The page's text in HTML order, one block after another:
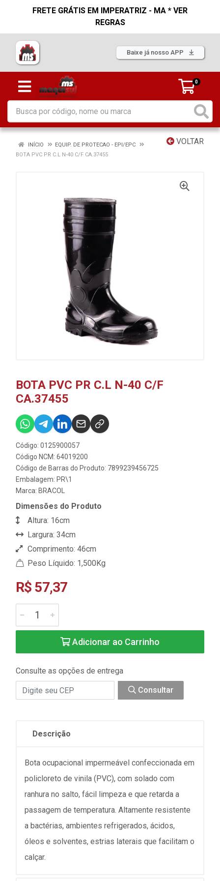
FRETE GRÁTIS EM IMPERATRIZ - MA * VER
REGRAS
Baixe já nosso APP
0
VOLTAR
INÍCIO
EQUIP. DE PROTECAO - EPI/EPC
BOTA PVC PR C.L N-40 C/F CA.37455
BOTA PVC PR C.L N-40 C/F
CA.37455
Código: 0125900057
Código NCM: 64019200
Código de Barras do Produto: 7899239456725
Embalagem: PR\1
Marca: BRACOL
Dimensões do Produto
Altura: 16cm
Largura: 34cm
Comprimento: 46cm
Peso Líquido: 1,500Kg
R$ 57,37
Adicionar ao Carrinho
Consulte as opções de entrega
Consultar
Descrição
Bota ocupacional impermeável confeccionada em
policloreto de vinila (PVC), com solado com
ranhura no salto, fácil limpeza e que retarda a
passagem de temperatura. Altamente resistente
a bactérias, ambientes refrigerados, ácidos,
óleos e solventes, estrias laterais que facilitam o
calçar.